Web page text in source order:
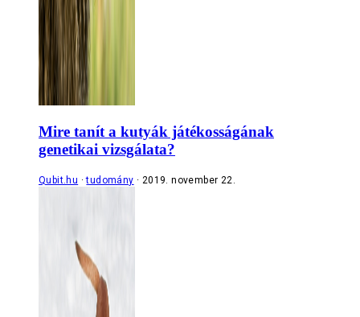
Mire tanít a kutyák játékosságának
genetikai vizsgálata?
Qubit.hu tudomány 2019. november 22.